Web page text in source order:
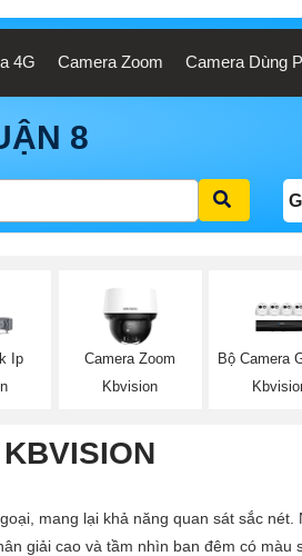
4G Camera Zoom Camera Dùng
8
Ip
Camera Zoom
Kbvision
Bộ Camera
mang lại khả năng quan sát sắc nét.
giải cao và tầm nhìn ban đêm có màu